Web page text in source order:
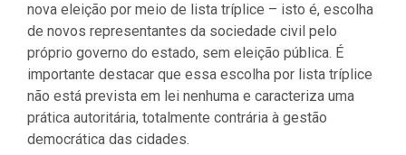
nova eleição por meio de lista tríplice – isto é, escolha
de novos representantes da sociedade civil pelo
próprio governo do estado, sem eleição pública. É
importante destacar que essa escolha por lista tríplice
não está prevista em lei nenhuma e caracteriza uma
prática autoritária, totalmente contrária à gestão
democrática das cidades.